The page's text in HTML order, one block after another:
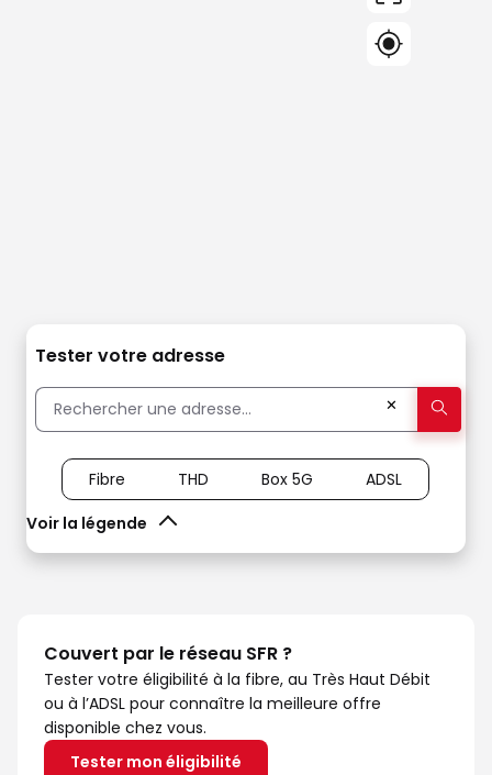
Tester votre adresse
✕
Voir la légende
Fibre THD Box 5G ADSL
Couvert par le réseau SFR ?
Tester votre éligibilité à la fibre, au Très Haut Débit
ou à l’ADSL pour connaître la meilleure offre
disponible chez vous.
Tester mon éligibilité